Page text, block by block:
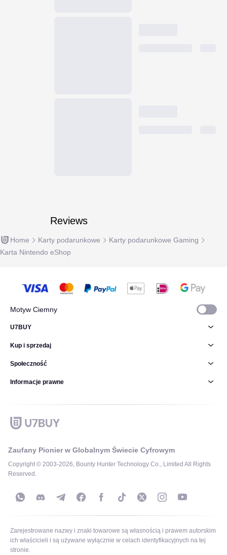
Reviews
Home Karty podarunkowe
Karty podarunkowe Gaming
Karta Nintendo eShop
Motyw Ciemny
Zaufany Pionier w Globalnym Świecie Cyfrowym
Copyright © 2003-2026, Bounty Hunter Technology Co., Limited All Rights
Reserved.
U7BUY
Kup i sprzedaj
Społeczność
Informacje prawne
Zarejestrowane nazwy i znaki towarowe są własnością i prawem autorskim
ich właścicieli i są używane wyłącznie w celach identyfikacyjnych na tej
stronie.